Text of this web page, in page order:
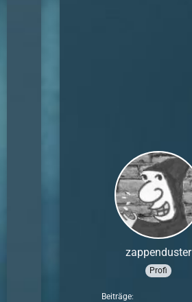
zappenduster
Profi
Beiträge